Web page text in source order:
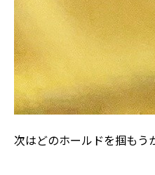
次はどのホールドを掴もう